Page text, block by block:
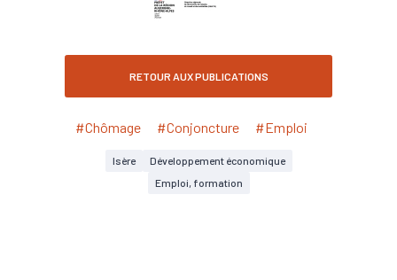
RETOUR AUX PUBLICATIONS
#Chômage #Conjoncture #Emploi
Isère
Développement économique
Emploi, formation